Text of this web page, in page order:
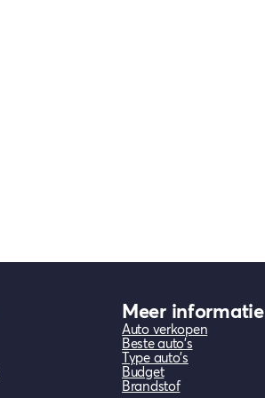
Meer informatie
Auto verkopen
Beste auto's
Type auto's
Budget
Brandstof